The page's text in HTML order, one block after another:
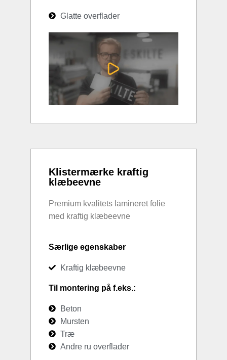
Glatte overflader
Klistermærke kraftig
klæbeevne
Premium kvalitets lamineret folie
med kraftig klæbeevne
Særlige egenskaber
Kraftig klæbeevne
Til montering på f.eks.:
Beton
Mursten
Træ
Andre ru overflader